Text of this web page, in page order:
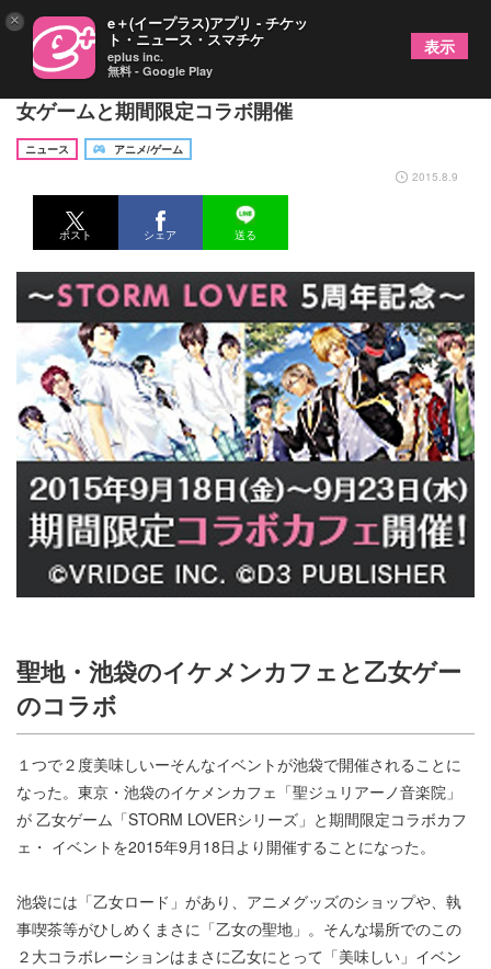
池袋イケメンカフェ『聖ジュリアーノ音楽院』が乙
女ゲームと期間限定コラボ開催
ニュース
アニメ/ゲーム
2015.8.9
ポスト シェア 送る
聖地・池袋のイケメンカフェと乙女ゲー
のコラボ
１つで２度美味しいーそんなイベントが池袋で開催されることに
なった。東京・池袋のイケメンカフェ「聖ジュリアーノ音楽院」
が 乙女ゲーム「STORM LOVERシリーズ」と期間限定コラボカフ
ェ・ イベントを2015年9月18日より開催することになった。
池袋には「乙女ロード」があり、アニメグッズのショップや、執
事喫茶等がひしめくまさに「乙女の聖地」。そんな場所でのこの
２大コラボレーションはまさに乙女にとって「美味しい」イベン
× e＋(イープラス)アプリ - チケッ
ト・ニュース・スマチケ
eplus inc.
無料 - Google Play
表示